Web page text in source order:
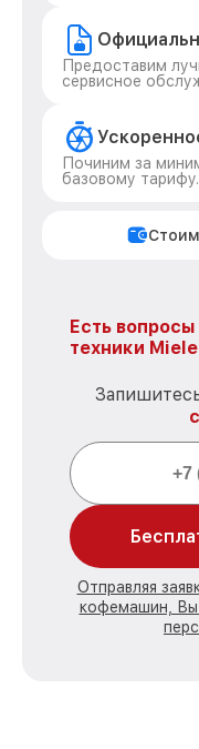
Предоставим
сервисное
Починим за
базовому тарифу.
Есть
техники
Отправляя
кофемашин, Вы